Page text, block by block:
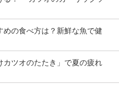
めの食べ方は？新鮮な魚で健
カツオのたたき」で夏の疲れ